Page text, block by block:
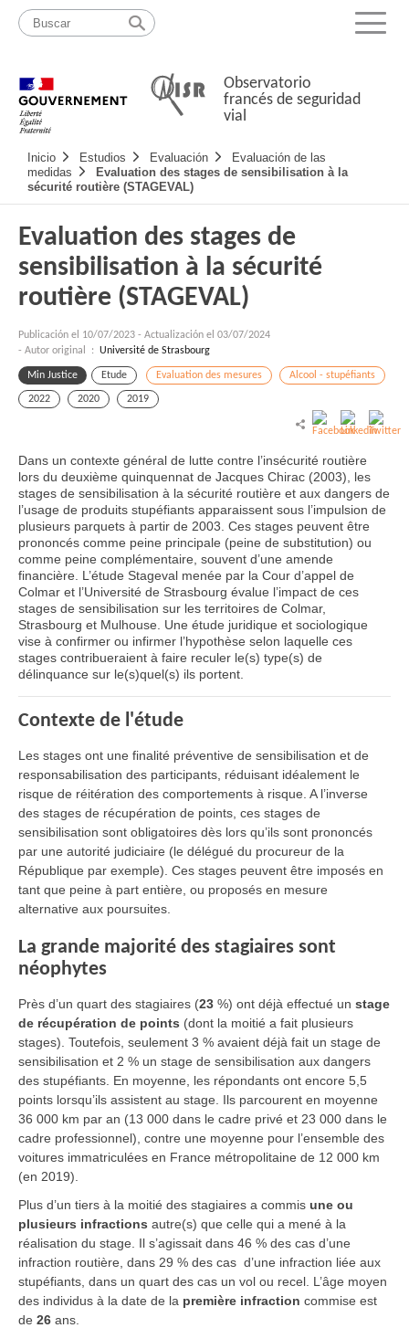
Pasar
contenido
Mapa
web
Menu
Observatorio
francés de seguridad
vial
Navigation
principale
Inicio Estudios Evaluación
Evaluación de las
medidas
Evaluation des stages de sensibilisation à la
sécurité routière (STAGEVAL)
Evaluation des stages de
sensibilisation à la sécurité
routière (STAGEVAL)
Publicación el 10/07/2023 - Actualización el 03/07/2024
- Autor original : Université de Strasbourg
Min Justice Etude Evaluation des mesures Alcool - stupéfiants
2022 2020 2019
Dans un contexte général de lutte contre l’insécurité routière
lors du deuxième quinquennat de Jacques Chirac (2003), les
stages de sensibilisation à la sécurité routière et aux dangers de
l’usage de produits stupéfiants apparaissent sous l’impulsion de
plusieurs parquets à partir de 2003. Ces stages peuvent être
prononcés comme peine principale (peine de substitution) ou
comme peine complémentaire, souvent d’une amende
financière. L’étude Stageval menée par la Cour d’appel de
Colmar et l’Université de Strasbourg évalue l’impact de ces
stages de sensibilisation sur les territoires de Colmar,
Strasbourg et Mulhouse. Une étude juridique et sociologique
vise à confirmer ou infirmer l’hypothèse selon laquelle ces
stages contribueraient à faire reculer le(s) type(s) de
délinquance sur le(s)quel(s) ils portent.
Contexte de l'étude
Les stages ont une finalité préventive de sensibilisation et de
responsabilisation des participants, réduisant idéalement le
risque de réitération des comportements à risque. A l’inverse
des stages de récupération de points, ces stages de
sensibilisation sont obligatoires dès lors qu’ils sont prononcés
par une autorité judiciaire (le délégué du procureur de la
République par exemple). Ces stages peuvent être imposés en
tant que peine à part entière, ou proposés en mesure
alternative aux poursuites.
La grande majorité des stagiaires sont
néophytes
Près d’un quart des stagiaires (23 %) ont déjà effectué un stage
de récupération de points (dont la moitié a fait plusieurs
stages). Toutefois, seulement 3 % avaient déjà fait un stage de
sensibilisation et 2 % un stage de sensibilisation aux dangers
des stupéfiants. En moyenne, les répondants ont encore 5,5
points lorsqu’ils assistent au stage. Ils parcourent en moyenne
36 000 km par an (13 000 dans le cadre privé et 23 000 dans le
cadre professionnel), contre une moyenne pour l’ensemble des
voitures immatriculées en France métropolitaine de 12 000 km
(en 2019).
Plus d’un tiers à la moitié des stagiaires a commis une ou
plusieurs infractions autre(s) que celle qui a mené à la
réalisation du stage. Il s’agissait dans 46 % des cas d’une
infraction routière, dans 29 % des cas d’une infraction liée aux
stupéfiants, dans un quart des cas un vol ou recel. L’âge moyen
des individus à la date de la première infraction commise est
de 26 ans.